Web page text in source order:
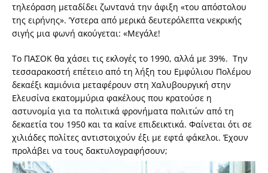
τηλεόραση μεταδίδει ζωντανά την άφιξη «του απόστολου
της ειρήνης». Ύστερα από μερικά δευτερόλεπτα νεκρικής
σιγής μια φωνή ακούγεται: «Μεγάλε!
Το ΠΑΣΟΚ θα χάσει τις εκλογές το 1990, αλλά με 39%. Την
τεσσαρακοστή επέτειο από τη λήξη του Εμφύλιου Πολέμου
δεκαέξι καμιόνια μεταφέρουν στη Χαλυβουργική στην
Ελευσίνα εκατομμύρια φακέλους που κρατούσε η
αστυνομία για τα πολιτικά φρονήματα πολιτών από τη
δεκαετία του 1950 και τα καίνε επιδεικτικά. Φαίνεται ότι σε
χιλιάδες πολίτες αντιστοιχούν έξι με εφτά φάκελοι. Έχουν
προλάβει να τους δακτυλογραφήσουν;